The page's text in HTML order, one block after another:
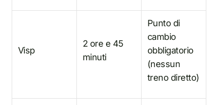
Visp
2 ore e 45
minuti
Punto di
cambio
obbligatorio
(nessun
treno diretto)